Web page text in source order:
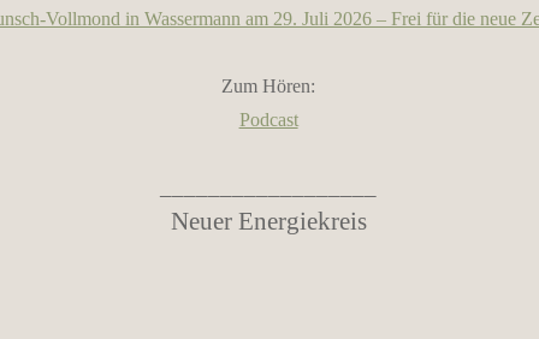
Vollmond in Wassermann am 29. Juli 2026 – Frei für die neue
Zum Hören:
Podcast
Neuer Energiekreis